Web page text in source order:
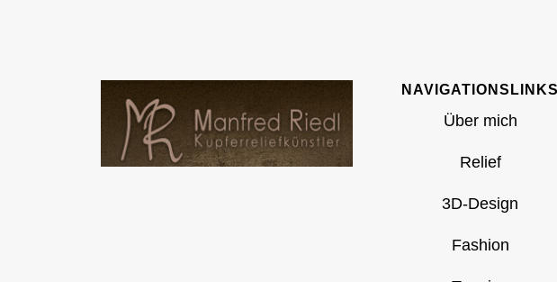
NAVIGATIONSLINKS
Über mich
Relief
3D-Design
Fashion